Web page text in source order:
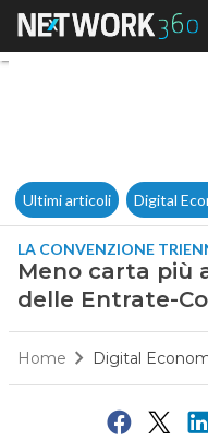
Ultimi articoli Digital
LA CONVENZIONE
Meno carta più
delle Entrate-
Home Digital